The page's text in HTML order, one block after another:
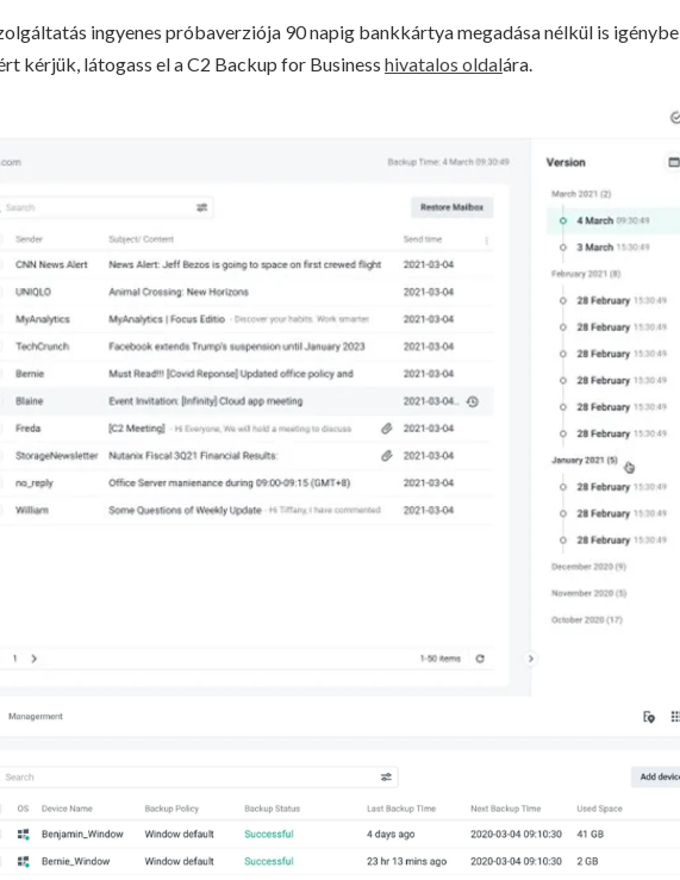
ingyenes próbaverziója 90 napig bankkártya megadása nélkül is igénybe
kérjük, látogass el a C2 Backup for Business hivatalos oldalára.